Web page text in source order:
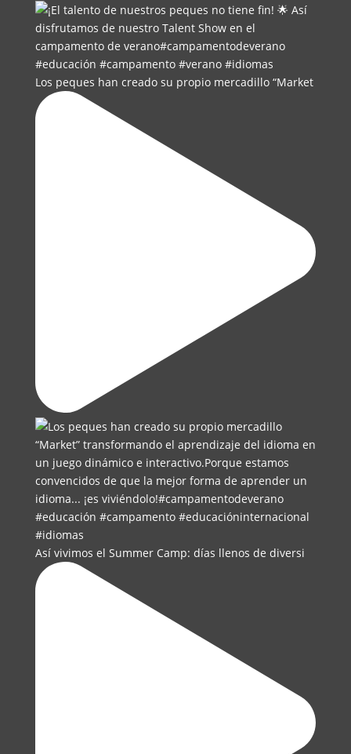
Los peques han creado su propio mercadillo “Market
Así vivimos el Summer Camp: días llenos de diversi